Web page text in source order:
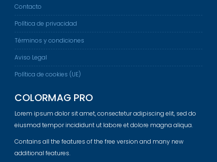
Contacto
Política de privacidad
Términos y condiciones
Aviso Legal
Política de cookies (UE)
COLORMAG PRO
Lorem ipsum dolor sit amet, consectetur adipiscing elit, sed do
eiusmod tempor incididunt ut labore et dolore magna aliqua.
Contains all the features of the free version and many new
additional features.